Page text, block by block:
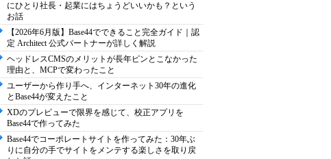
にひとり社長・起業にはちょうどいいかも？という
お話
【2026年6月版】Base44でできること完全ガイド｜認
定 Architect 公式パートナーが詳しく解説
ヘッドレスCMSのメリットが長年ピンとこなかった
理由と、MCPで変わったこと
ユーザーから作り手へ、インターネット30年の進化
とBase44が変えたこと
XDのプレビューで限界を感じて、校正アプリを
Base44で作ってみた
Base44でコーポレートサイトを作ってみた：30年ぶ
りに自分の手でサイトをメンテする楽しさを取り戻